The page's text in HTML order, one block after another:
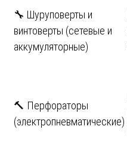
🔧 Шуруповерты и
винтоверты (сетевые и
аккумуляторные)
🔨 Перфораторы
(электропневматические)